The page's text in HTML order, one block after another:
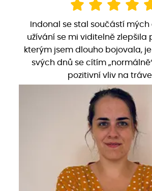
Indonal se stal součástí mých
užívání se mi viditelně zlepšila
kterým jsem dlouho bojovala,
svých dnů se cítím
pozitivní vliv na